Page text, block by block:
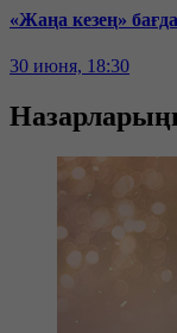
«Жаңа кезең»
30 июня, 18:30